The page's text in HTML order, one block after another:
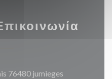
76480 jumieges